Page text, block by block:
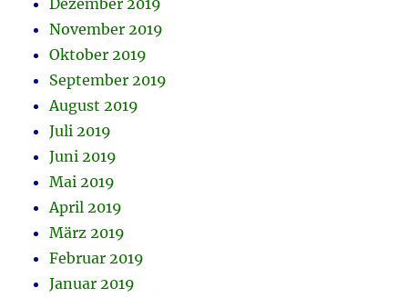
Dezember 2019
November 2019
Oktober 2019
September 2019
August 2019
Juli 2019
Juni 2019
Mai 2019
April 2019
März 2019
Februar 2019
Januar 2019